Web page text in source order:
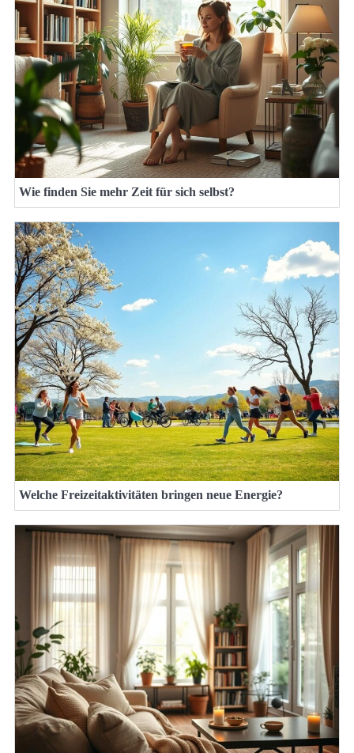
Wie finden Sie mehr Zeit für sich selbst?
Welche Freizeitaktivitäten bringen neue Energie?